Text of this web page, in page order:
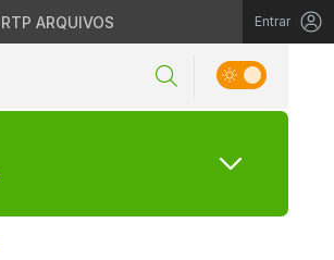
RTP ARQUIVOS Entrar